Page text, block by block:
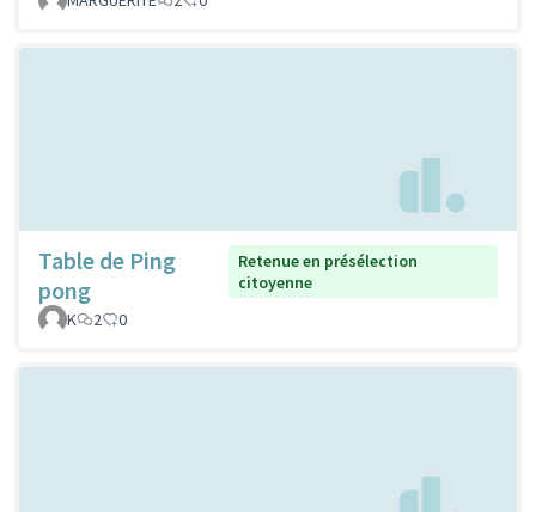
Table de Ping
pong
Retenue en présélection
citoyenne
K
2 0